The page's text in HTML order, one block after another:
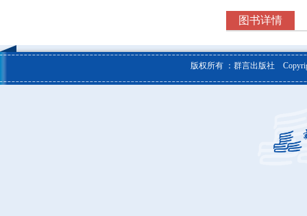
图书详情
版权所有 ：群言出版社